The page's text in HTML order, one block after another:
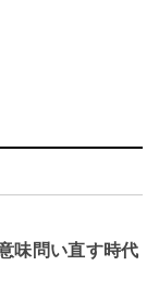
味問い直す時代